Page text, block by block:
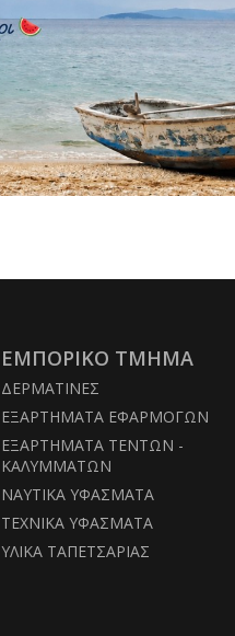
ΕΜΠΟΡΙΚΟ ΤΜΗΜΑ
ΔΕΡΜΑΤΙΝΕΣ
ΕΞΑΡΤΗΜΑΤΑ ΕΦΑΡΜΟΓΩΝ
ΕΞΑΡΤΗΜΑΤΑ ΤΕΝΤΩΝ -
ΚΑΛΥΜΜΑΤΩΝ
ΝΑΥΤΙΚΑ ΥΦΑΣΜΑΤΑ
ΤΕΧΝΙΚΑ ΥΦΑΣΜΑΤΑ
ΥΛΙΚΑ ΤΑΠΕΤΣΑΡΙΑΣ